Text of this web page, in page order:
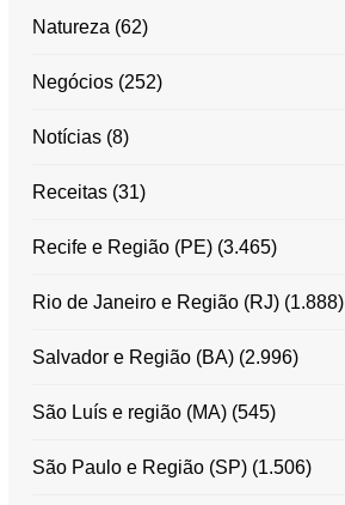
Natureza (62)
Negócios(252)
Notícias(8)
Receitas(31)
Recife e Região (PE)(3.465)
Rio de Janeiro e Região (RJ)(1.888)
Salvador e Região (BA)(2.996)
São Luís e região (MA)(545)
São Paulo e Região (SP)(1.506)